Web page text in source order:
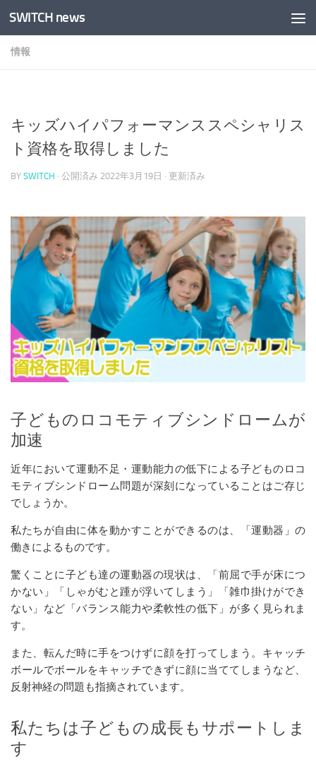
コンテンツへスキップ
SWITCH news
情報
キッズハイパフォーマンススペシャリス
ト資格を取得しました
BY SWITCH · 公開済み 2022年3月19日 · 更新済み
子どものロコモティブシンドロームが
加速
近年において運動不足・運動能力の低下による子どものロコ
モティブシンドローム問題が深刻になっていることはご存じ
でしょうか。
私たちが自由に体を動かすことができるのは、「運動器」の
働きによるものです。
驚くことに子ども達の運動器の現状は、「前屈で手が床につ
かない」「しゃがむと踵が浮いてしまう」「雑巾掛けができ
ない」など「バランス能力や柔軟性の低下」が多く見られま
す。
また、転んだ時に手をつけずに顔を打ってしまう。キャッチ
ボールでボールをキャッチできずに顔に当ててしまうなど、
反射神経の問題も指摘されています。
私たちは子どもの成長もサポートしま
す